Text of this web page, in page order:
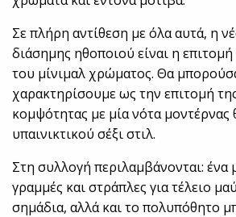
Σε πλήρη αντίθεση με όλα αυτά, η
διάσημης ηθοποιού είναι η
του μίνιμαλ χρώματος. Θα
χαρακτηρίσουμε ως την επιτομή
κομψότητας με μία νότα μοντέρνας
υπαινικτικού σέξι στιλ.
Στη συλλογή περιλαμβάνονται: ένα
γραμμές και στράπλες για τέλειο
σημάδια, αλλά και το πολυπόθητο